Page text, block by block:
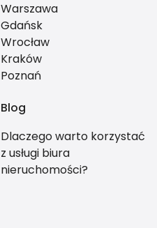
Warszawa
Gdańsk
Wrocław
Kraków
Poznań
Blog
Dlaczego warto korzystać
z usługi biura
nieruchomości?